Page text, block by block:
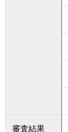
審査結果